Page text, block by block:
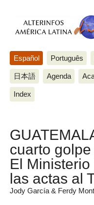
Español Português
日本語 Agenda
Index
cuarto
El
las actas al
Jody García & Ferdy